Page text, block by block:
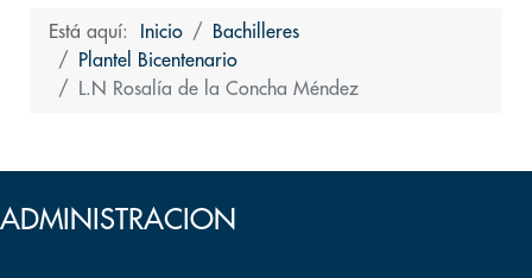
Está aquí: Inicio
Bachilleres
Plantel Bicentenario
L.N Rosalía de la Concha Méndez
ADMINISTRACION